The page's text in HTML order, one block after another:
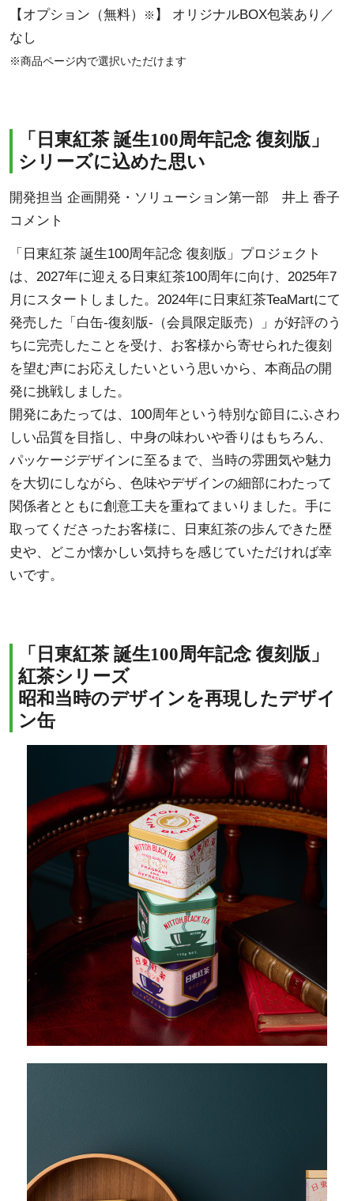
【オプション（無料）
※ 】 オリジナルBOX包装あり／
なし
※商品ページ内で選択いただけます
「日東紅茶 誕生100周年記念 復刻版」
シリーズに込めた思い
開発担当 企画開発・ソリューション第一部 井上 香子
コメント
「日東紅茶 誕生100周年記念 復刻版」プロジェクト
は、2027年に迎える日東紅茶100周年に向け、2025年7
月にスタートしました。2024年に日東紅茶TeaMartにて
発売した「白缶-復刻版-（会員限定販売）」が好評のう
ちに完売したことを受け、お客様から寄せられた復刻
を望む声にお応えしたいという思いから、本商品の開
発に挑戦しました。
開発にあたっては、100周年という特別な節目にふさわ
しい品質を目指し、中身の味わいや香りはもちろん、
パッケージデザインに至るまで、当時の雰囲気や魅力
を大切にしながら、色味やデザインの細部にわたって
関係者とともに創意工夫を重ねてまいりました。手に
取ってくださったお客様に、日東紅茶の歩んできた歴
史や、どこか懐かしい気持ちを感じていただければ幸
いです。
「日東紅茶 誕生100周年記念 復刻版」
紅茶シリーズ
昭和当時のデザインを再現したデザイ
ン缶